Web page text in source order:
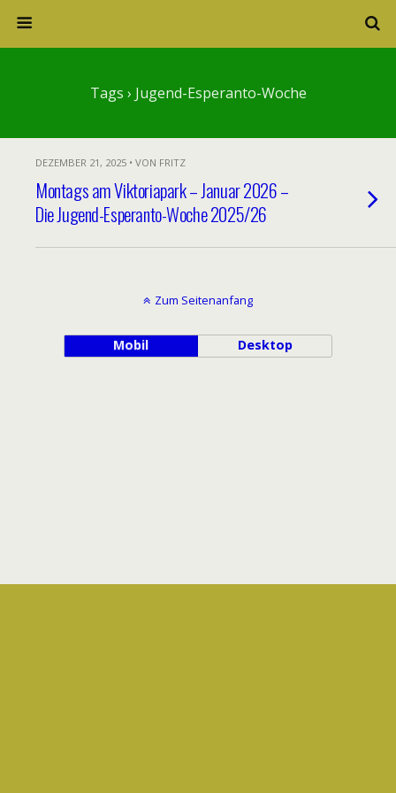
Tags › Jugend-Esperanto-Woche
DEZEMBER 21, 2025 • VON FRITZ
Montags am Viktoriapark – Januar 2026 –
Die Jugend-Esperanto-Woche 2025/26
Zum Seitenanfang
Mobil Desktop